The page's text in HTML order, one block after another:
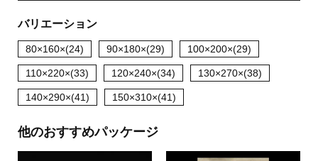
バリエーション
80×160×(24) 90×180×(29) 100×200×(29)
110×220×(33) 120×240×(34) 130×270×(38)
140×290×(41) 150×310×(41)
他のおすすめパッケージ